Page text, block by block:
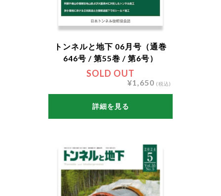
SOLD OUT
トンネルと地下 06月号（通巻
646号 / 第55巻 / 第6号）
¥1,650 (税込)
詳細を見る